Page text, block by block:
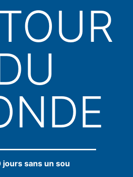
jours sans un sou